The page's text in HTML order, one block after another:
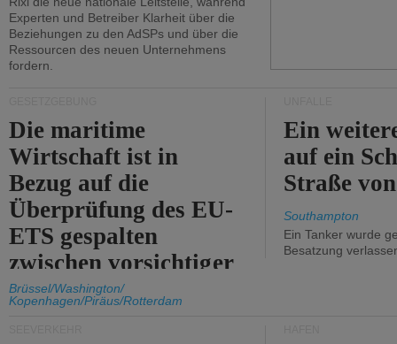
Experten und Betreiber Klarheit über die
Beziehungen zu den AdSPs und über die
Ressourcen des neuen Unternehmens
fordern.
Die maritime
Wirtschaft ist in
Bezug auf die
Überprüfung des EU-
ETS gespalten
zwischen vorsichtiger
Unterstützung und
Kritik.
Brüssel/Washington/
Kopenhagen/Piräus/Rotterdam
Ein
auf ein
Straße
Southampton
Ein Tanker wurde
Besatzung